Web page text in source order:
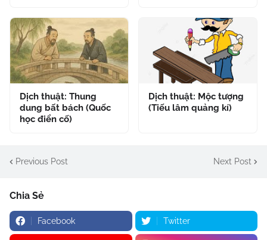
Dịch thuật: Thung
dung bất bách (Quốc
học điển cố)
Dịch thuật: Mộc tượng
(Tiếu lâm quảng kí)
Previous Post Next Post
Chia Sẻ
Facebook Twitter